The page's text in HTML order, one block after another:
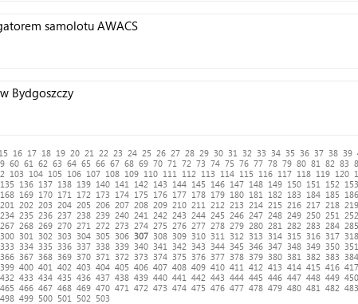
samolotu AWACS
Bydgoszczy
15 16 17 18 19 20 21 22 23 24 25 26 27 28 29 30 31 32 33 34 35 36 37 38 39
60 61 62 63 64 65 66 67 68 69 70 71 72 73 74 75 76 77 78 79 80 81 82 83
103 104 105 106 107 108 109 110 111 112 113 114 115 116 117 118 119 120
135 136 137 138 139 140 141 142 143 144 145 146 147 148 149 150 151 152 153
168 169 170 171 172 173 174 175 176 177 178 179 180 181 182 183 184 185 186
201 202 203 204 205 206 207 208 209 210 211 212 213 214 215 216 217 218 219
234 235 236 237 238 239 240 241 242 243 244 245 246 247 248 249 250 251 252
267 268 269 270 271 272 273 274 275 276 277 278 279 280 281 282 283 284 285
300 301 302 303 304 305 306 307 308 309 310 311 312 313 314 315 316 317 318
333 334 335 336 337 338 339 340 341 342 343 344 345 346 347 348 349 350 351
366 367 368 369 370 371 372 373 374 375 376 377 378 379 380 381 382 383 384
399 400 401 402 403 404 405 406 407 408 409 410 411 412 413 414 415 416 417
432 433 434 435 436 437 438 439 440 441 442 443 444 445 446 447 448 449 450
465 466 467 468 469 470 471 472 473 474 475 476 477 478 479 480 481 482 483
498 499 500 501 502 503